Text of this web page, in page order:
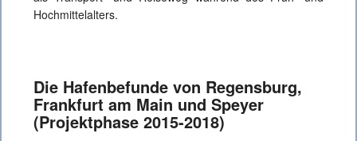
Hochmittelalters.
Die Hafenbefunde von Regensburg,
Frankfurt am Main und Speyer
(Projektphase 2015-2018)